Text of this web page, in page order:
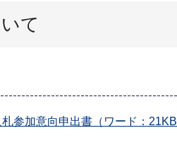
て
参加意向申出書（ワード：